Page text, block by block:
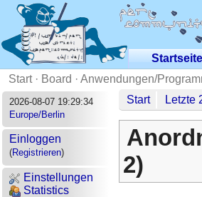
Startseite
Start· Board · Anwendungen/
2026-08-07 19:29:34
Europe/Berlin
Einloggen
(Registrieren)
Einstellungen
Statistics
Start Letzte
2)